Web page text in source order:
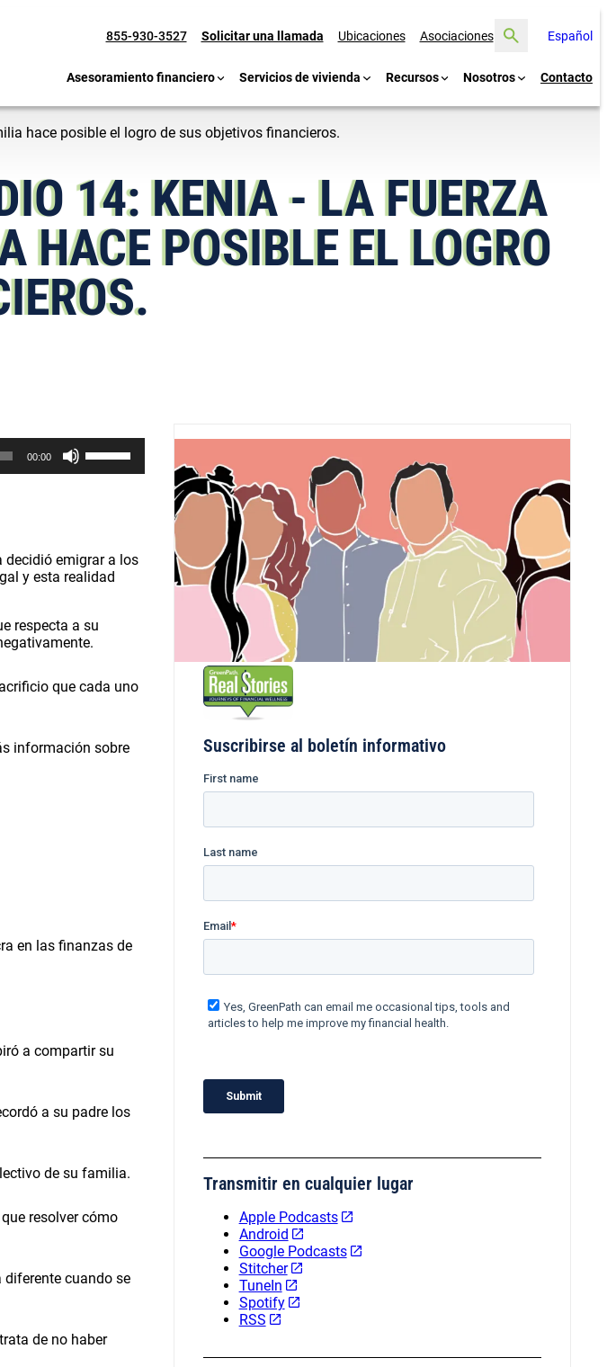
Español
855-930-3527 Solicitar una llamada Ubicaciones Asociaciones
Buscar
Asesoramiento financiero Servicios de vivienda Recursos Nosotros Contacto
hace posible el logro de sus objetivos financieros.
14: KENIA - LA FUERZA
HACE POSIBLE EL LOGRO
00:00
t
i
l
a
e
c
s
l
a
a
r
u
o
j
l
l
decidió emigrar a los
y esta realidad
respecta a su
que cada uno
información sobre
en las finanzas de
a compartir su
a su padre los
de su familia.
resolver cómo
diferente cuando se
de no haber
Suscribirse al boletín informativo
Transmitir en cualquier lugar
Apple Podcasts
Android
Google Podcasts
Stitcher
TuneIn
Spotify
RSS